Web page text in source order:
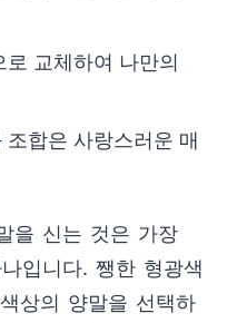
교체하여 나만의
합은 사랑스러운 매
을 신는 것은 가장
입니다. 쨍한 형광색
상의 양말을 선택하